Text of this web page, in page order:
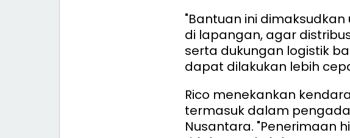
"Bantuan ini
di lapangan, agar
serta dukungan logistik
dapat dilakukan lebih
Rico menekankan
termasuk dalam
Nusantara. "Penerimaan